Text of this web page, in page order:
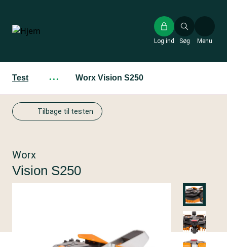
hovedindhold
Søg
Log ind Menu
Test ··· Worx Vision S250
Tilbage til testen
Worx
Vision S250